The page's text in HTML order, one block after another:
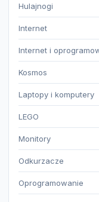
Hulajnogi
Internet
Internet i
Kosmos
Laptopy i komputery
LEGO
Monitory
Odkurzacze
Oprogramowanie